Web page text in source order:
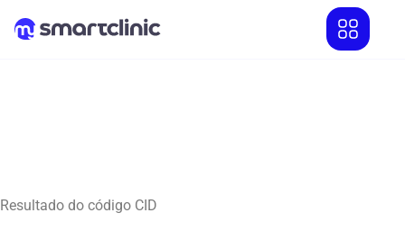
Resultado do código CID